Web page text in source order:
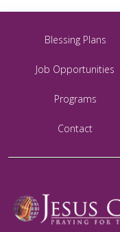
Blessing Plans
Job Opportunities
Programs
Contact